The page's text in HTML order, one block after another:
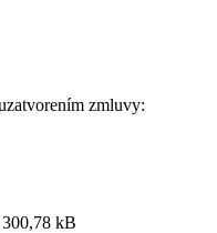
zmluvy:
kB